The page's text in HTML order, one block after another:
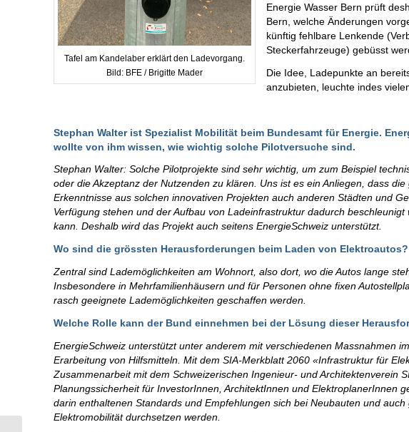
Tafel am Kandelaber erklärt den Ladevorgang.
Bild: BFE / Brigitte Mader
Energie Wasser Bern prüft
Bern, welche Änderungen
künftig fehlbare Lenkende
Steckerfahrzeuge) gebüsst
Die Idee, Ladepunkte an
anzubieten, leuchte indes
Stephan Walter ist Spezialist Mobilität beim Bundesamt für Energie.
wollte von ihm wissen, wie wichtig solche Pilotversuche sind.
Stephan Walter: Solche Pilotprojekte sind sehr wichtig, um zum Beispiel
oder die Akzeptanz der Nutzenden zu klären. Uns ist es ein Anliegen, dass
Erkenntnisse aus solchen innovativen Projekten auch anderen Städten und
Verfügung stehen und der Aufbau von Ladeinfrastruktur dadurch beschleunigt
kann. Deshalb wird das Projekt auch seitens EnergieSchweiz unterstützt.
Wo sind die grössten Herausforderungen beim Laden von Elektroautos?
Zentral sind Lademöglichkeiten am Wohnort, also dort, wo die Autos lange
Insbesondere in Mehrfamilienhäusern und für Personen ohne fixen
rasch geeignete Lademöglichkeiten geschaffen werden.
Welche Rolle kann der Bund einnehmen bei der Lösung dieser
EnergieSchweiz unterstützt unter anderem mit verschiedenen Massnahmen
Erarbeitung von Hilfsmitteln. Mit dem SIA-Merkblatt 2060 «Infrastruktur für
Zusammenarbeit mit dem Schweizerischen Ingenieur- und Architektenverein
Planungssicherheit für InvestorInnen, ArchitektInnen und ElektroplanerInnen
darin enthaltenen Standards und Empfehlungen sich bei Neubauten und
Elektromobilität durchsetzen werden.